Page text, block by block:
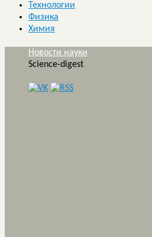
Технологии
Физика
Химия
Новости науки
Science-digest